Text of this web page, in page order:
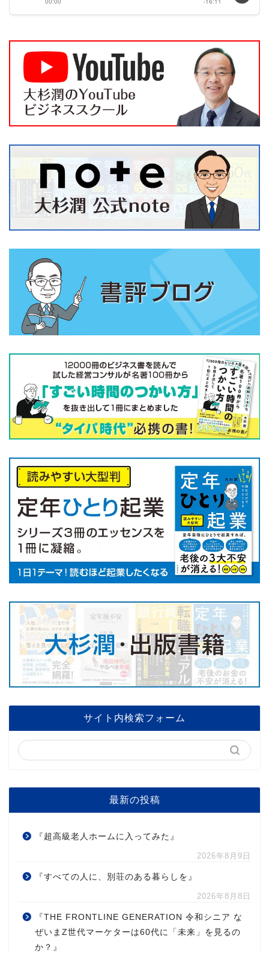
サイト内検索フォーム
最新の投稿
『超高級老人ホームに入ってみた』
2026年8月9日
『すべての人に、別荘のある暮らしを』
2026年8月8日
『THE FRONTLINE GENERATION 令和シニア な
ぜいまZ世代マーケターは60代に「未来」を見るの
か？』